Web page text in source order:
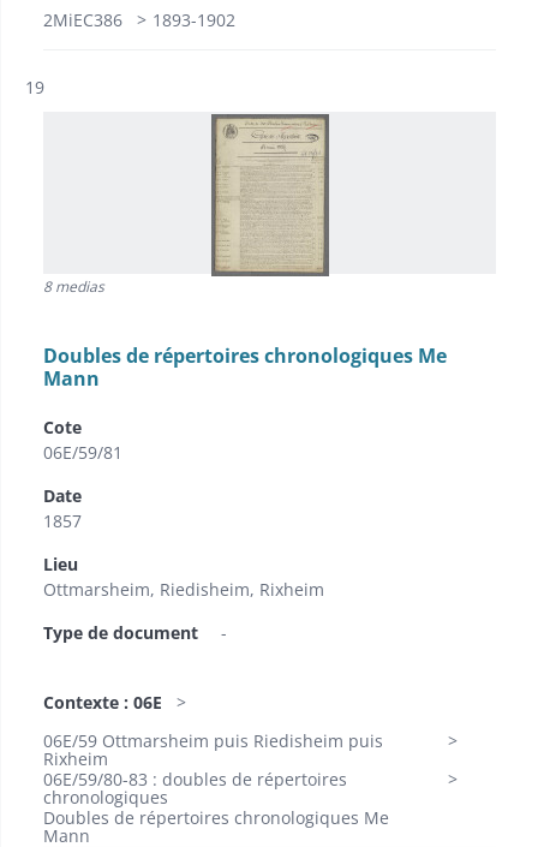
2MiEC386
1893-1902
Résultat n°
19
8 medias
Doubles de répertoires chronologiques Me
Mann
Cote
06E/59/81
Date
1857
Lieu
Ottmarsheim, Riedisheim, Rixheim
Type de document
-
Contexte : 06E
06E/59 Ottmarsheim puis Riedisheim puis
Rixheim
06E/59/80-83 : doubles de répertoires
chronologiques
Doubles de répertoires chronologiques Me
Mann